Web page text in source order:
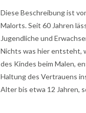
Diese Beschreibung ist
Malorts. Seit 60 Jahren
Jugendliche und
Nichts was hier entsteht,
des Kindes beim Malen,
Haltung des Vertrauens
Alter bis etwa 12 Jahren,